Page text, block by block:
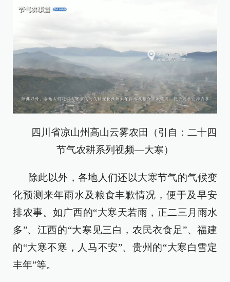
四川省凉山州高山云雾农田（引自：二十四
节气农耕系列视频—大寒）
除此以外，各地人们还以大寒节气的气候变
化预测来年雨水及粮食丰歉情况，便于及早安
排农事。如广西的“大寒天若雨，正二三月雨水
多”、江西的“大寒见三白，农民衣食足”、福建
的“大寒不寒，人马不安”、贵州的“大寒白雪定
丰年”等。